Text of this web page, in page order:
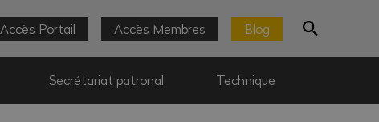
Accès Portail Accès Membres Blog
Secrétariat patronal Technique